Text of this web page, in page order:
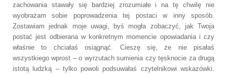
zachowania stawały się bardziej zrozumiałe i na tę chwilę nie
wyobrażam sobie poprowadzenia tej postaci w inny sposób.
Zostawiam jednak moje uwagi, byś mogła zobaczyć, jak Twoja
postać jest odbierana w konkretnym momencie opowiadania i czy
właśnie to chciałaś osiągnąć. Cieszę się, że nie pisałaś
wszystkiego wprost – o wyrzutach sumienia czy tęsknocie za drugą
istotą ludzką – tylko powoli podsuwałaś czytelnikowi wskazówki.